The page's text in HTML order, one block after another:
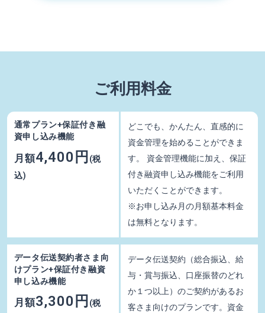
ご利用料金
通常プラン+保証付き融
資申し込み機能
月額4,400円 (税
込)
どこでも、かんたん、直感的に
資金管理を始めることができま
す。 資金管理機能に加え、保証
付き融資申し込み機能をご利用
いただくことができます。
※お申し込み月の月額基本料金
は無料となります。
データ伝送契約者さま向
けプラン+保証付き融資
申し込み機能
月額3,300円 (税
データ伝送契約（総合振込、給
与・賞与振込、口座振替のどれ
か１つ以上）のご契約があるお
客さま向けのプランです。資金